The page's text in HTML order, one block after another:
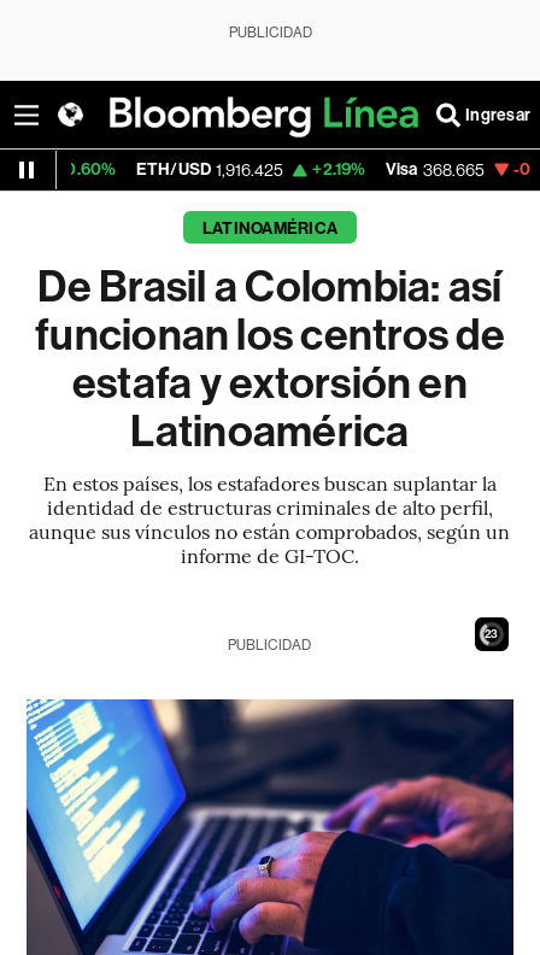
PUBLICIDAD
Ingresar
ETH/USD 1,916.425 +2.19% Visa 368.665 -0.25%
LATINOAMÉRICA
De Brasil a Colombia: así
funcionan los centros de
estafa y extorsión en
Latinoamérica
En estos países, los estafadores buscan suplantar la
identidad de estructuras criminales de alto perfil,
aunque sus vínculos no están comprobados, según un
informe de GI-TOC.
21
PUBLICIDAD